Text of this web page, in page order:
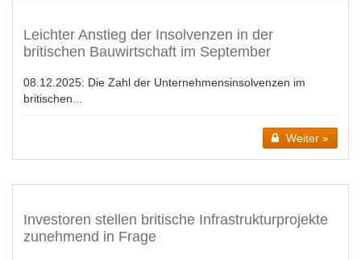
Leichter Anstieg der Insolvenzen in der
britischen Bauwirtschaft im September
08.12.2025: Die Zahl der Unternehmensinsolvenzen im
britischen...
Weiter »
Investoren stellen britische Infrastrukturprojekte
zunehmend in Frage